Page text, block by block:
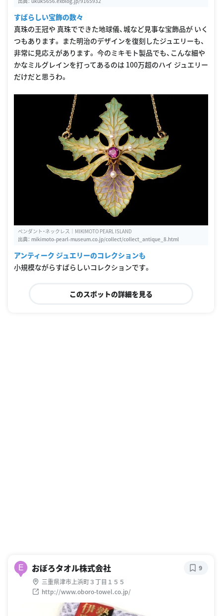
すばらしい宝飾の数々
真珠の王冠や 真珠でできた地球儀、城など見事な宝飾品が いく
つもあります。 また明治のデザインを復刻したジュエリーも、
非常に見応えがあります。 今のミキモト製品でも、こんな細や
かなミルグレインを打ってあるのは 100万超のハイ ジュエリー
だけだと思うわ。
ペンダント・ネックレス｜MIKIMOTO PEARL ISLAND
出典： mikimoto-pearl-museum.co.jp/collect/collect_antique_8.html
アンティーク ジュエリーのコレクションも
小規模ながらすばらしいコレクションです。
このスポットの詳細を見る
E おぼろタオル株式会社
三重県津市上浜町３丁目１５５
http://www.oboro-towel.co.jp/
9